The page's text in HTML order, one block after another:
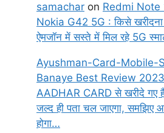
samachar on Redmi Note
Nokia G42 5G : किसे खरीदना
ऐमजॉन में सस्ते में मिल रहे 5G
Ayushman-Card-Mobile-
Banaye Best Review 2023
AADHAR CARD से खरीदे गए हैं
जल्द ही पता चल जाएगा, समझिए
होगा…